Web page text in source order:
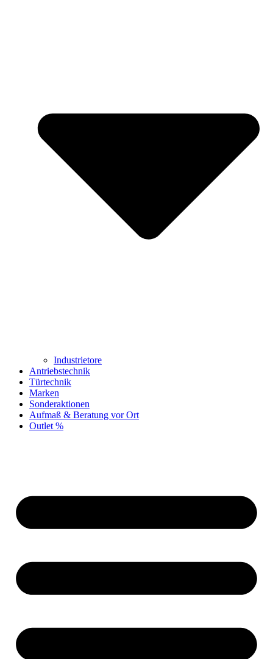
Industrietore
Antriebstechnik
Türtechnik
Marken
Sonderaktionen
Aufmaß & Beratung vor Ort
Outlet %